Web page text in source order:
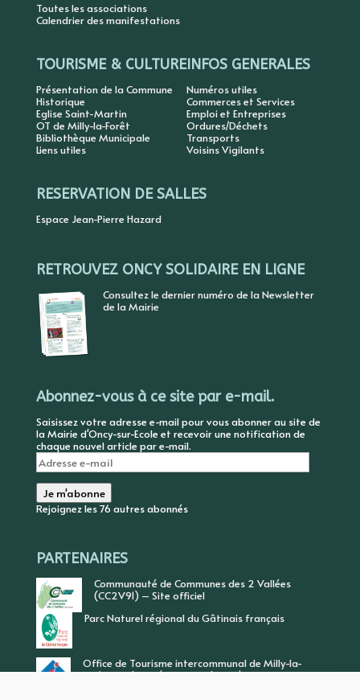
Toutes les associations
Calendrier des manifestations
TOURISME & CULTURE
Présentation de la Commune
Historique
Eglise Saint-Martin
OT de Milly-la-Forêt
Bibliothèque Municipale
Liens utiles
INFOS GENERALES
Numéros utiles
Commerces et Services
Emploi et Entreprises
Ordures/Déchets
Transports
Voisins Vigilants
RESERVATION DE SALLES
Espace Jean-Pierre Hazard
RETROUVEZ ONCY SOLIDAIRE EN LIGNE
Consultez le dernier numéro de la Newsletter
de la Mairie
Abonnez-vous à ce site par e-mail.
Saisissez votre adresse e-mail pour vous abonner au site de
la Mairie d'Oncy-sur-Ecole et recevoir une notification de
chaque nouvel article par e-mail.
Adresse
e-
mail
Je m'abonne
Rejoignez les 76 autres abonnés
PARTENAIRES
Communauté de Communes des 2 Vallées
(CC2V91) – Site officiel
Parc Naturel régional du Gâtinais français
Office de Tourisme intercommunal de Milly-la-
Forêt, Vallée de l’Ecole, Vallée de l’Essonne